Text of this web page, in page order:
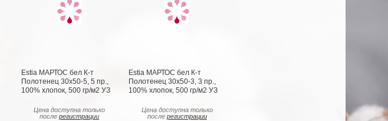
Estia МАРТОС бел К-т
Полотенец 30х50-5, 5 пр.,
100% хлопок, 500 гр/м2 УЗ
Цена доступна только
послерегистрации
Estia МАРТОС бел К-т
Полотенец 30х50-3, 3 пр.,
100% хлопок, 500 гр/м2 УЗ
Цена доступна только
после регистрации